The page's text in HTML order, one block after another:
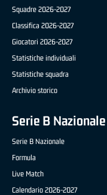
Squadre 2026-2027
Classifica 2026-2027
Giocatori 2026-2027
Statistiche individuali
Statistiche squadra
Archivio storico
Serie B Nazionale
Serie B Nazionale
Formula
Live Match
Calendario 2026-2027